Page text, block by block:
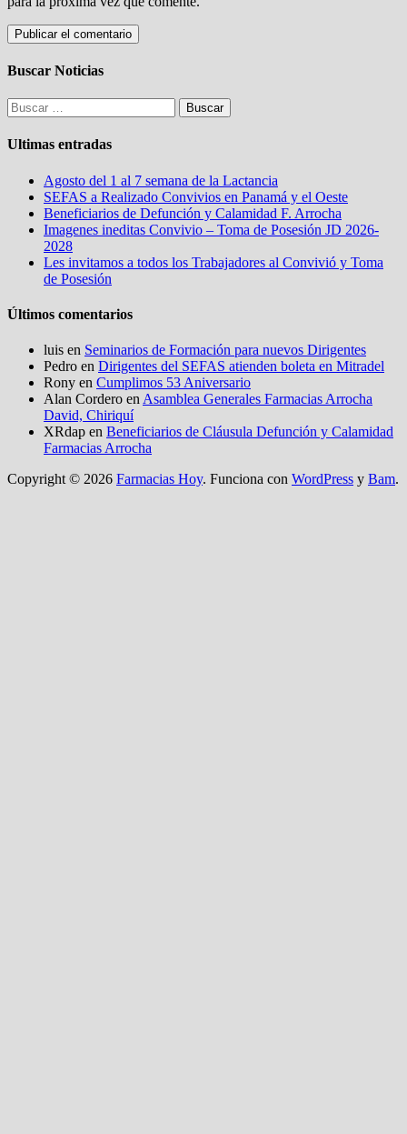
Buscar Noticias
Buscar:
Ultimas entradas
Agosto del 1 al 7 semana de la Lactancia
SEFAS a Realizado Convivios en Panamá y el Oeste
Beneficiarios de Defunción y Calamidad F. Arrocha
Imagenes ineditas Convivio – Toma de Posesión JD 2026-
2028
Les invitamos a todos los Trabajadores al Convivió y Toma
de Posesión
Últimos comentarios
luis en Seminarios de Formación para nuevos Dirigentes
Pedro en Dirigentes del SEFAS atienden boleta en Mitradel
Rony en Cumplimos 53 Aniversario
Alan Cordero en Asamblea Generales Farmacias Arrocha
David, Chiriquí
XRdap en Beneficiarios de Cláusula Defunción y Calamidad
Farmacias Arrocha
Copyright © 2026 Farmacias Hoy. Funciona con WordPress y Bam.